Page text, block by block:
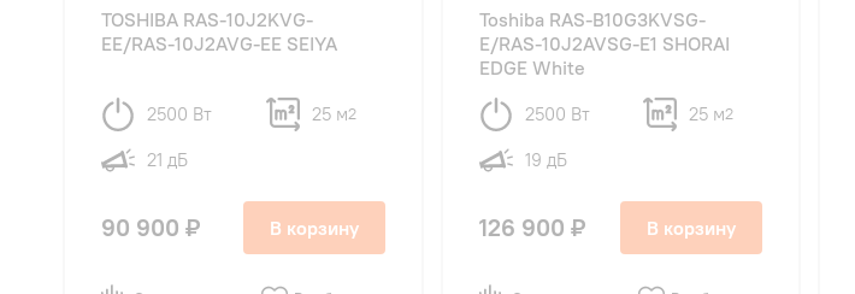
TOSHIBA RAS-10J2KVG-
EE/RAS-10J2AVG-EE SEIYA
2500 Вт 25 м2
21 дБ
90 900 ₽ В корзину
Toshiba RAS-B10G3KVSG-
E/RAS-10J2AVSG-E1 SHORAI
EDGE White
2500 Вт 25 м2
19 дБ
126 900 ₽ В корзину